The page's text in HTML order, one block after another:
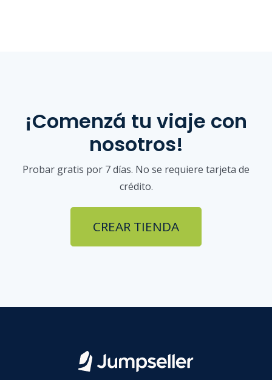
¡Comenzá tu viaje con
nosotros!
Probar gratis por 7 días. No se requiere tarjeta de
crédito.
CREAR TIENDA